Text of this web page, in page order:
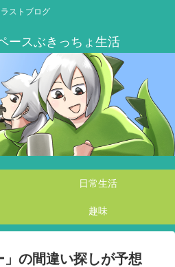
ストブログ
日常生活
趣味
」の間違い探しが予想